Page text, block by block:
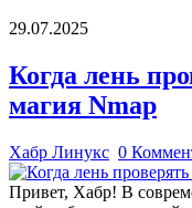
29.07.2025
Когда лень
магия Nmap
Хабр Линукс 0
Привет, Хабр! В